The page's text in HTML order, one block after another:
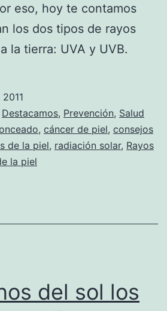
eso, hoy te contamos
los dos tipos de rayos
la tierra: UVA y UVB.
Destacamos, Prevención, Salud
, cáncer de piel, consejos
de la piel, radiación solar, Rayos
la piel
del sol los